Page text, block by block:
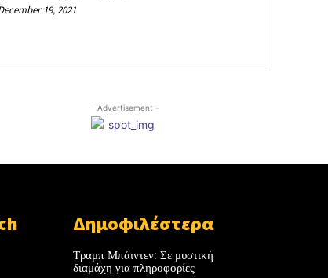
19, 2021
- Advertisement -
Δημοφιλέστερα
Τραμπ Μπάιντεν: Σε μυστική
διαμάχη για πληροφορίες